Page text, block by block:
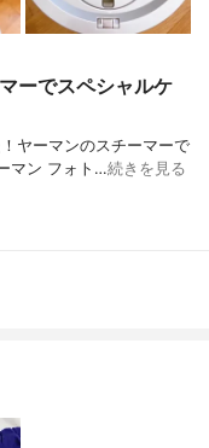
ーでスペシャルケ
ヤーマンのスチーマーで
ーマン フォト…続きを見る